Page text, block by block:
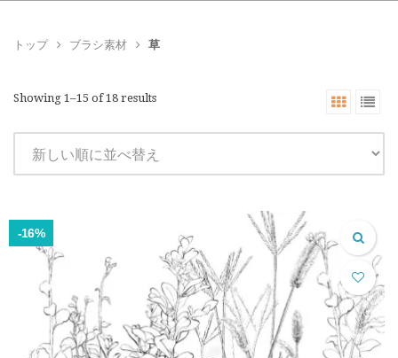
トップ ブラシ素材 草
Showing 1–15 of 18 results
-16%